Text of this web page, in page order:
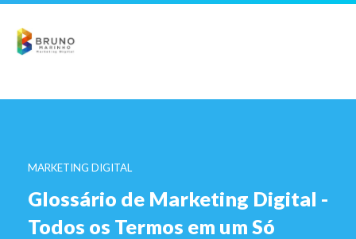
MARKETING DIGITAL
Glossário de Marketing Digital -
Todos os Termos em um Só